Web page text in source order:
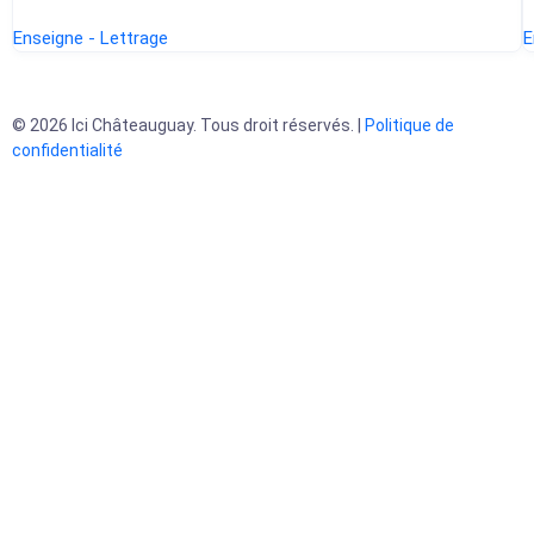
Enseigne - Lettrage
© 2026 Ici Châteauguay. Tous droit réservés. |
Politique de
confidentialité